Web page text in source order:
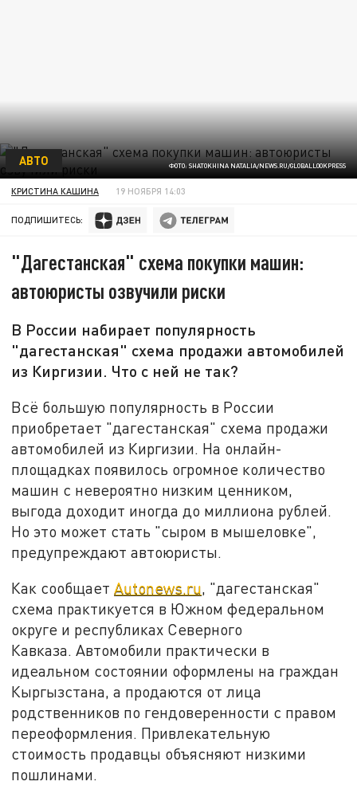
ФОТО: SHATOKHINA NATALIA/NEWS.RU/GLOBALLOOKPRESS
АВТО
КРИСТИНА КАШИНА 19 НОЯБРЯ 14:03
ПОДПИШИТЕСЬ:
"Дагестанская" схема покупки машин:
автоюристы озвучили риски
В России набирает популярность
"дагестанская" схема продажи автомобилей
из Киргизии. Что с ней не так?
Всё большую популярность в России
приобретает "дагестанская" схема продажи
автомобилей из Киргизии. На онлайн-
площадках появилось огромное количество
машин с невероятно низким ценником,
выгода доходит иногда до миллиона рублей.
Но это может стать "сыром в мышеловке",
предупреждают автоюристы.
Как сообщаетAutonews.ru, "дагестанская"
схема практикуется в Южном федеральном
округе и республиках Северного
Кавказа. Автомобили практически в
идеальном состоянии оформлены на граждан
Кыргызстана, а продаются от лица
родственников по гендоверенности с правом
переоформления. Привлекательную
стоимость продавцы объясняют низкими
пошлинами.